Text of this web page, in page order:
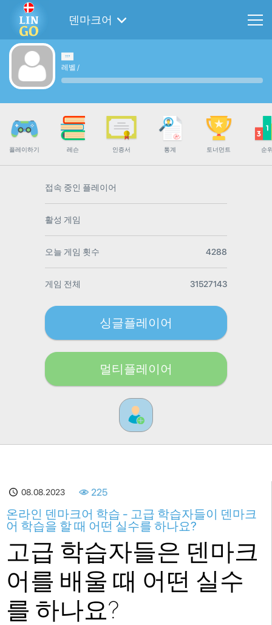
덴마크어
레벨 /
플레이하기 레슨 인증서 통계 토너먼트 순
접속 중인 플레이어
활성 게임
오늘 게임 횟수 4288
게임 전체 31527143
싱글플레이어
멀티플레이어
08.08.2023 225
온라인 덴마크어 학습 - 고급 학습자들이 덴마크
어 학습을 할 때 어떤 실수를 하나요?
고급 학습자들은 덴마크
어를 배울 때 어떤 실수
를 하나요?